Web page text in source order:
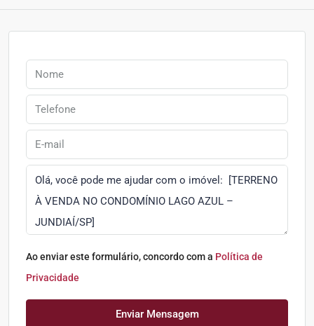
Ao enviar este formulário, concordo com a Política de
Privacidade
Enviar Mensagem